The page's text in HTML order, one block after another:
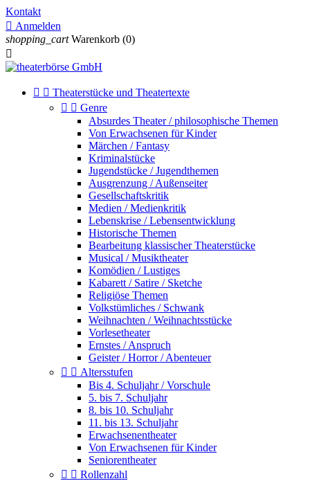
Kontakt
 Anmelden
shopping_cart Warenkorb (0)

  Theaterstücke und Theatertexte
  Genre
Absurdes Theater / philosophische Themen
Von Erwachsenen für Kinder
Märchen / Fantasy
Kriminalstücke
Jugendstücke / Jugendthemen
Ausgrenzung / Außenseiter
Gesellschaftskritik
Medien / Medienkritik
Lebenskrise / Lebensentwicklung
Historische Themen
Bearbeitung klassischer Theaterstücke
Musical / Musiktheater
Komödien / Lustiges
Kabarett / Satire / Sketche
Religiöse Themen
Volkstümliches / Schwank
Weihnachten / Weihnachtsstücke
Vorlesetheater
Ernstes / Anspruch
Geister / Horror / Abenteuer
  Altersstufen
Bis 4. Schuljahr / Vorschule
5. bis 7. Schuljahr
8. bis 10. Schuljahr
11. bis 13. Schuljahr
Erwachsenentheater
Von Erwachsenen für Kinder
Seniorentheater
  Rollenzahl